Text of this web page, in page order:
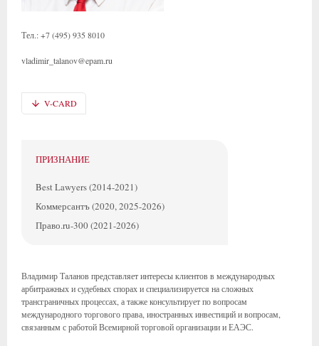
Тел.: +7 (495) 935 8010
vladimir_talanov@epam.ru
V-CARD
ПРИЗНАНИЕ
Best Lawyers (2014-2021)
Коммерсантъ (2020, 2025-2026)
Право.ru-300 (2021-2026)
Владимир Таланов представляет интересы клиентов в международных
арбитражных и судебных спорах и специализируется на сложных
трансграничных процессах, а также консультирует по вопросам
международного торгового права, иностранных инвестиций и вопросам,
связанным с работой Всемирной торговой организации и ЕАЭС.